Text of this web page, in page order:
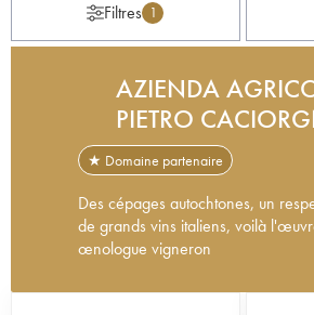
Filtres 1
AZIENDA
PIETRO
★ Domaine partenaire
Des cépages autochtones, un
de grands vins italiens, voilà
œnologue vigneron